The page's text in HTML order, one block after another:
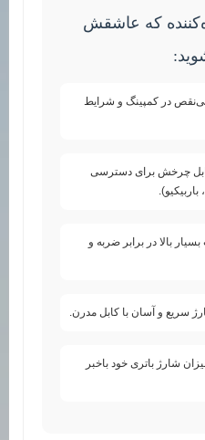
که عاشقش
در کمپینگ و شرایط
چرخش برای دسترسی
بالا در برابر ضربه و
سریع و آسان با کابل مدرن.
شارژ باتری خود باخبر